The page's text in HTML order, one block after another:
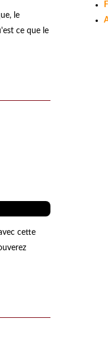
le
ce que le
cette